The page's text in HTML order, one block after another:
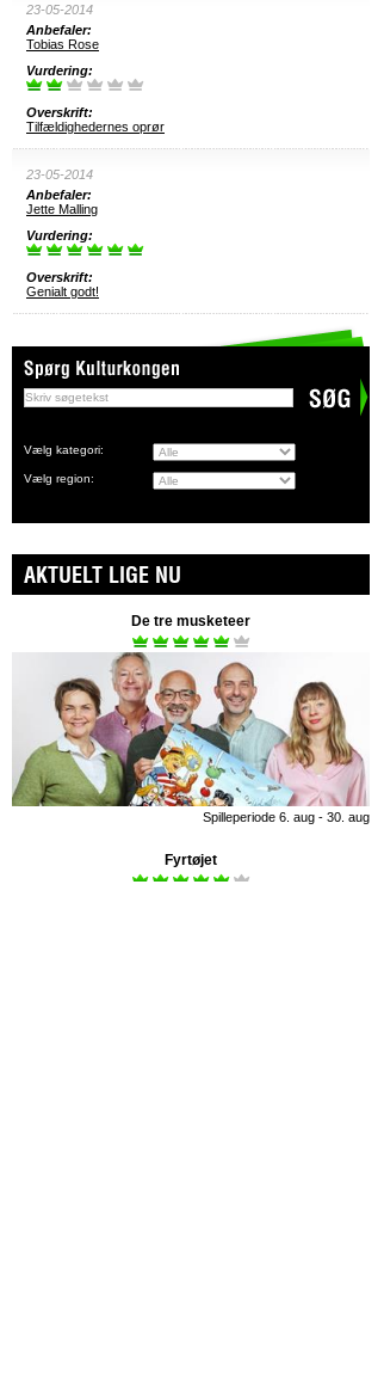
23-05-2014
Anbefaler:
Tobias Rose
Vurdering:
Overskrift:
Tilfældighedernes oprør
23-05-2014
Anbefaler:
Jette Malling
Vurdering:
Overskrift:
Genialt godt!
Vælg kategori:
Vælg region:
AKTUELT LIGE NU
De tre musketeer
Spilleperiode 6. aug - 30. aug
Fyrtøjet